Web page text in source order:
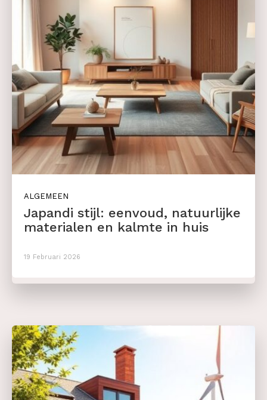
ALGEMEEN
Japandi stijl: eenvoud, natuurlijke
materialen en kalmte in huis
19 Februari 2026